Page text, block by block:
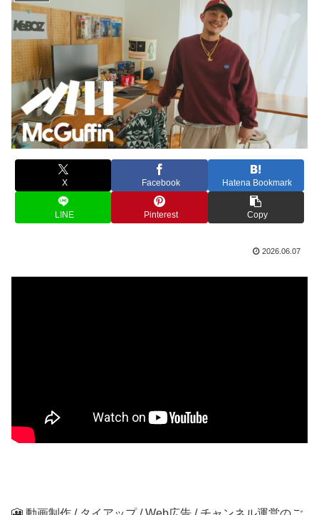
X Facebook Hatena Bookmark
LINE Pinterest Copy
2026.06.07